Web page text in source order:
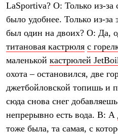
LaSportiva? О: Только из-за
было удобнее. Только из-
был один на двоих? О: Да,
титановая кастрюля с
маленькой кастрюлей
охота – остановился, две
джетбойловской топишь и
сюда снова снег
непрерывно есть вода. В: А
тоже была, та самая, с